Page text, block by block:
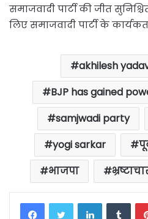
समाजवादी पार्टी की जीत
लिए समाजवादी पार्टी के
akhilesh
BJP has gained
samjwadi party
yogi sarkar
भाजपा
LinkedIn